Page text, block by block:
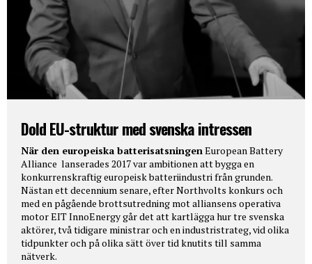
Dold EU-struktur med svenska intressen
När den europeiska batterisatsningenEuropean Battery
Alliance lanserades 2017 var ambitionen att bygga en
konkurrenskraftig europeisk batteriindustri från grunden.
Nästan ett decennium senare, efter Northvolts konkurs och
med en pågående brottsutredning mot alliansens operativa
motor EIT InnoEnergy går det att kartlägga hur tre svenska
aktörer, två tidigare ministrar och en industristrateg, vid olika
tidpunkter och på olika sätt över tid knutits till samma
nätverk.